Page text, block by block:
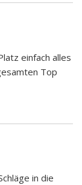
einfach alles
Top
in die